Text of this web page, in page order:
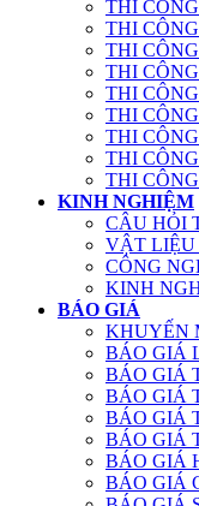
THI
THI
THI
THI
THI
THI
THI
THI
THI
KINH NGHIỆM
CÂU HỎI
VẬT
CÔNG
KINH
BÁO GIÁ
KHUYẾN
BÁO GIÁ
BÁO GIÁ
BÁO GIÁ
BÁO GIÁ
BÁO GIÁ
BÁO GIÁ
BÁO GIÁ